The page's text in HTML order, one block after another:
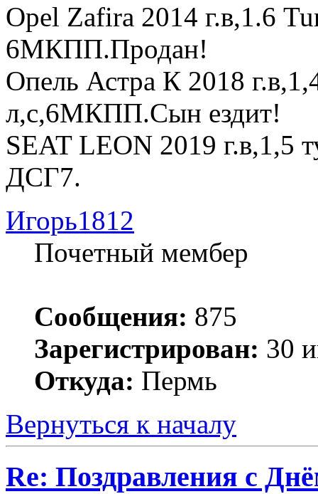
Opel Zafira 2014 г.в,1.6
6МКПП.Продан!
Опель Астра К 2018
л,с,6МКПП.Сын ездит!
SEAT LEON 2019 г.в,1,5
ДСГ7.
Игорь1812
Почетный мембер
Сообщения: 875
Зарегистрирован: 30
Откуда: Пермь
Вернуться к началу
Re: Поздравления с